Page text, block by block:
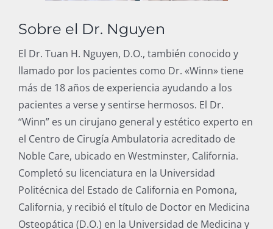
Sobre el Dr. Nguyen
El Dr. Tuan H. Nguyen, D.O., también conocido y
llamado por los pacientes como Dr. «Winn» tiene
más de 18 años de experiencia ayudando a los
pacientes a verse y sentirse hermosos. El Dr.
“Winn” es un cirujano general y estético experto en
el Centro de Cirugía Ambulatoria acreditado de
Noble Care, ubicado en Westminster, California.
Completó su licenciatura en la Universidad
Politécnica del Estado de California en Pomona,
California, y recibió el título de Doctor en Medicina
Osteopática (D.O.) en la Universidad de Medicina y